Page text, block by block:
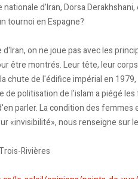
d'Iran, Dorsa
tournoi en Espagne?
d'Iran, on ne joue pas avec les
être montrés. Leur tête, leur
chute de l'édifice impérial en
de politisation de l'islam a piégé
parler. La condition des
«invisibilité», nous renseigne sur
Rivières